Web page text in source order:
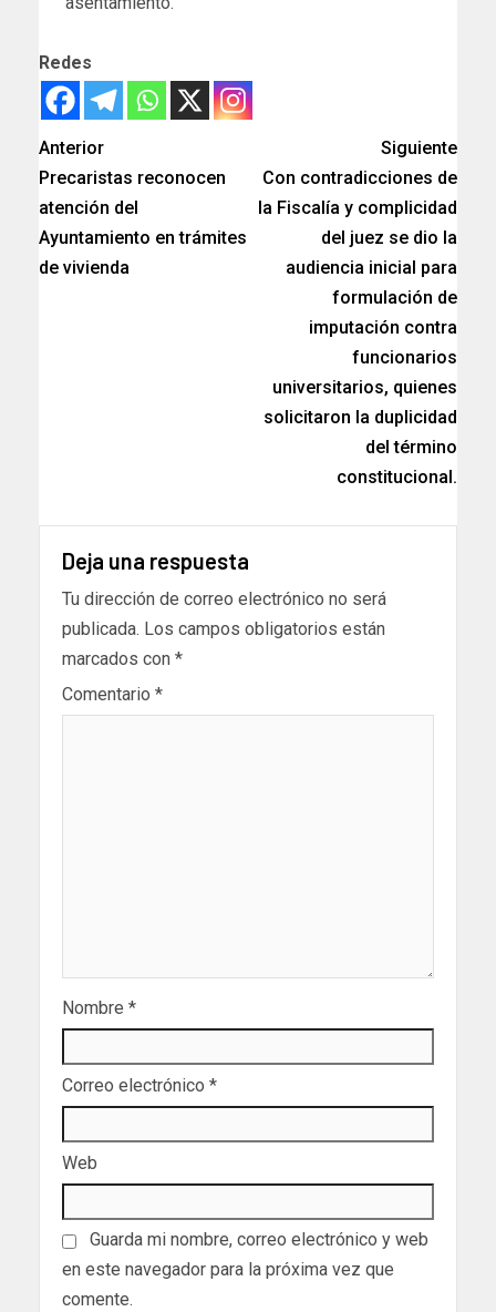
Redes
Anterior
Precaristas reconocen
atención del
Ayuntamiento en trámites
de vivienda
Siguiente
Con contradicciones de
la Fiscalía y complicidad
del juez se dio la
audiencia inicial para
formulación de
imputación contra
funcionarios
universitarios, quienes
solicitaron la duplicidad
del término
constitucional.
Deja una respuesta
Tu dirección de correo electrónico no será
publicada. Los campos obligatorios están
marcados con *
Comentario *
Nombre *
Correo electrónico *
Web
Guarda mi nombre, correo electrónico y web
en este navegador para la próxima vez que
comente.